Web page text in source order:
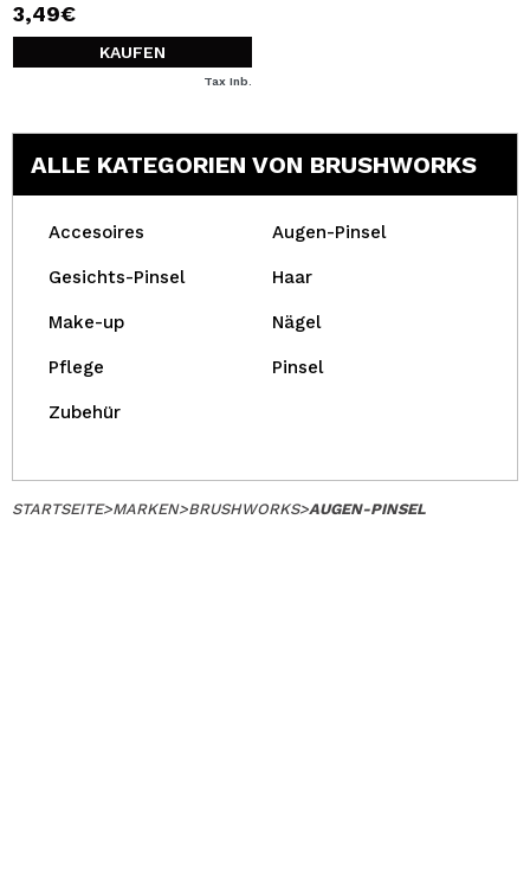
3,49€
KAUFEN
Tax Inb.
ALLE KATEGORIEN VON BRUSHWORKS
Accesoires Augen-Pinsel
Gesichts-Pinsel Haar
Make-up Nägel
Pflege Pinsel
Zubehür
STARTSEITE>MARKEN>BRUSHWORKS>AUGEN-PINSEL